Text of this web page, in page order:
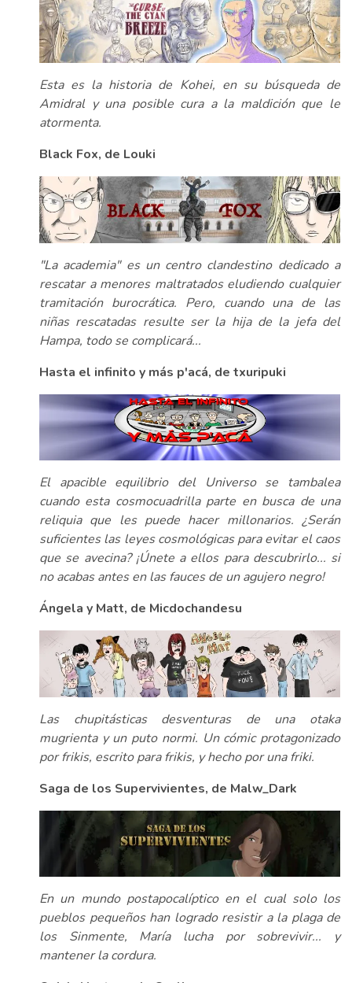
Esta es la historia de Kohei, en su búsqueda de
Amidral y una posible cura a la maldición que le
atormenta.
Black Fox, de Louki
"La academia" es un centro clandestino dedicado a
rescatar a menores maltratados eludiendo cualquier
tramitación burocrática. Pero, cuando una de las
niñas rescatadas resulte ser la hija de la jefa del
Hampa, todo se complicará...
Hasta el infinito y más p'acá, de txuripuki
El apacible equilibrio del Universo se tambalea
cuando esta cosmocuadrilla parte en busca de una
reliquia que les puede hacer millonarios. ¿Serán
suficientes las leyes cosmológicas para evitar el caos
que se avecina? ¡Únete a ellos para descubrirlo... si
no acabas antes en las fauces de un agujero negro!
Ángela y Matt, de Micdochandesu
Las chupitásticas desventuras de una otaka
mugrienta y un puto normi. Un cómic protagonizado
por frikis, escrito para frikis, y hecho por una friki.
Saga de los Supervivientes, de Malw_Dark
En un mundo postapocalíptico en el cual solo los
pueblos pequeños han logrado resistir a la plaga de
los Sinmente, María lucha por sobrevivir... y
mantener la cordura.